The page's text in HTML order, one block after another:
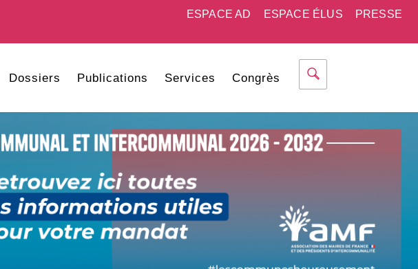
PRESSE
ESPACE ÉLUS
ESPACE AD
Dossiers Publications Services Congrès